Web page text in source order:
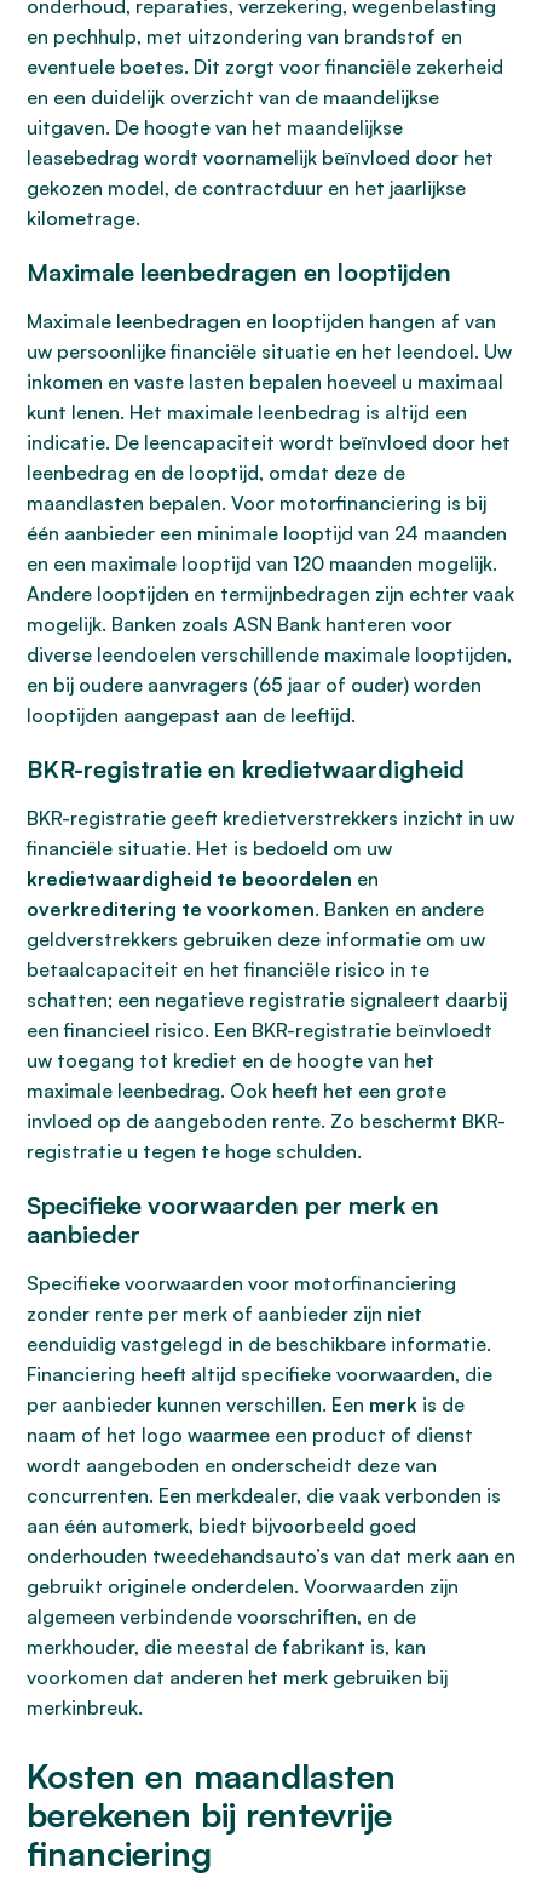
onderhoud, reparaties, verzekering, wegenbelasting
en pechhulp, met uitzondering van brandstof en
eventuele boetes. Dit zorgt voor financiële zekerheid
en een duidelijk overzicht van de maandelijkse
uitgaven. De hoogte van het maandelijkse
leasebedrag wordt voornamelijk beïnvloed door het
gekozen model, de contractduur en het jaarlijkse
kilometrage.
Maximale leenbedragen en looptijden
Maximale leenbedragen en looptijden hangen af van
uw persoonlijke financiële situatie en het leendoel. Uw
inkomen en vaste lasten bepalen hoeveel u maximaal
kunt lenen. Het maximale leenbedrag is altijd een
indicatie. De leencapaciteit wordt beïnvloed door het
leenbedrag en de looptijd, omdat deze de
maandlasten bepalen. Voor motorfinanciering is bij
één aanbieder een minimale looptijd van 24 maanden
en een maximale looptijd van 120 maanden mogelijk.
Andere looptijden en termijnbedragen zijn echter vaak
mogelijk. Banken zoals ASN Bank hanteren voor
diverse leendoelen verschillende maximale looptijden,
en bij oudere aanvragers (65 jaar of ouder) worden
looptijden aangepast aan de leeftijd.
BKR-registratie en kredietwaardigheid
BKR-registratie geeft kredietverstrekkers inzicht in uw
financiële situatie. Het is bedoeld om uw
kredietwaardigheid te beoordelen en
overkreditering te voorkomen. Banken en andere
geldverstrekkers gebruiken deze informatie om uw
betaalcapaciteit en het financiële risico in te
schatten; een negatieve registratie signaleert daarbij
een financieel risico. Een BKR-registratie beïnvloedt
uw toegang tot krediet en de hoogte van het
maximale leenbedrag. Ook heeft het een grote
invloed op de aangeboden rente. Zo beschermt BKR-
registratie u tegen te hoge schulden.
Specifieke voorwaarden per merk en
aanbieder
Specifieke voorwaarden voor motorfinanciering
zonder rente per merk of aanbieder zijn niet
eenduidig vastgelegd in de beschikbare informatie.
Financiering heeft altijd specifieke voorwaarden, die
per aanbieder kunnen verschillen. Een merk is de
naam of het logo waarmee een product of dienst
wordt aangeboden en onderscheidt deze van
concurrenten. Een merkdealer, die vaak verbonden is
aan één automerk, biedt bijvoorbeeld goed
onderhouden tweedehandsauto’s van dat merk aan en
gebruikt originele onderdelen. Voorwaarden zijn
algemeen verbindende voorschriften, en de
merkhouder, die meestal de fabrikant is, kan
voorkomen dat anderen het merk gebruiken bij
merkinbreuk.
Kosten en maandlasten
berekenen bij rentevrije
financiering